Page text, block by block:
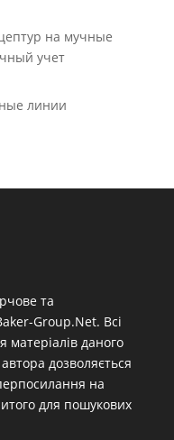
на мучные
учет
линии
та
Group.Net. Всі
даного
дозволяється
на
для пошукових